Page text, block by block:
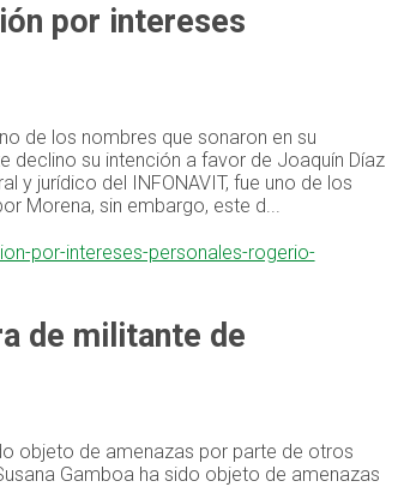
por intereses
de los nombres que sonaron en su
declino su intención a favor de Joaquín Díaz
y jurídico del INFONAVIT, fue uno de los
Morena, sin embargo, este d...
por-intereses-personales-rogerio-
de militante de
objeto de amenazas por parte de otros
Gamboa ha sido objeto de amenazas